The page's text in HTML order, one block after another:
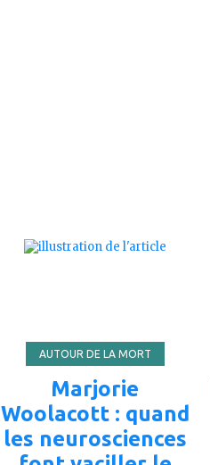
AUTOUR DE LA MORT
Marjorie
Woolacott : quand
les neurosciences